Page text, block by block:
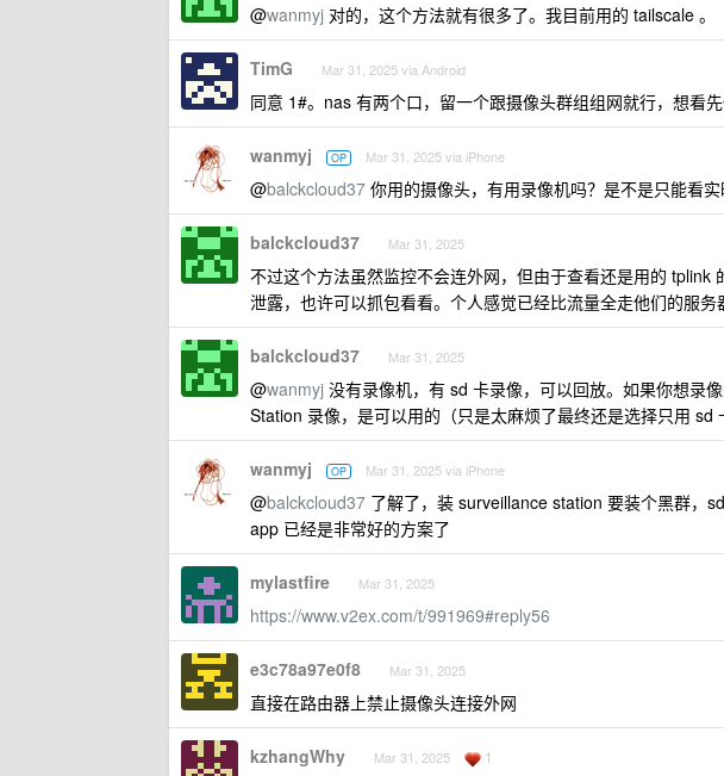
@wanmyj 对的，这个方法就有很多了。我目前用的 tailscale 。
TimG Mar 31, 2025 via Android
同意 1#。nas 有两个口，留一个跟摄像头群组组网就行，想看
wanmyj OP Mar 31, 2025 via iPhone
@balckcloud37 你用的摄像头，有用录像机吗？是不是只能看
balckcloud37 Mar 31, 2025
不过这个方法虽然监控不会连外网，但由于查看还是用的
泄露，也许可以抓包看看。个人感觉已经比流量全走他们的服务
balckcloud37 Mar 31, 2025
@wanmyj 没有录像机，有 sd 卡录像，可以回放。如果你想录
Station 录像，是可以用的（只是太麻烦了最终还是选择只用 sd
wanmyj OP Mar 31, 2025 via iPhone
@balckcloud37 了解了，装 surveillance station 要装个黑群，
app 已经是非常好的方案了
mylastfire Mar 31, 2025
https://www.v2ex.com/t/991969#reply56
e3c78a97e0f8 Mar 31, 2025
直接在路由器上禁止摄像头连接外网
kzhangWhy Mar 31, 2025 1